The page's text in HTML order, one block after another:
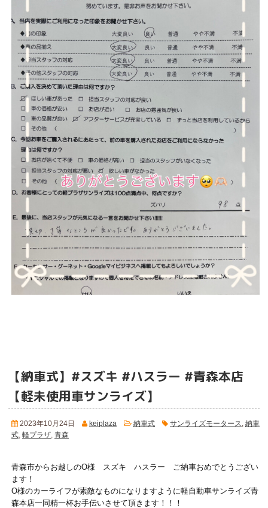
【納車式】#スズキ #ハスラー #青森本店
【軽未使用車サンライズ】
2023年10月24日 keiplaza 納車式 サンライズモータース
納車
式 軽プラザ 青森
青森市からお越しのO様 スズキ ハスラー ご納車おめでとうござい
ます！
O様のカーライフが素敵なものになりますように軽自動車サンライズ青
森本店一同精一杯お手伝いさせて頂きます！！！